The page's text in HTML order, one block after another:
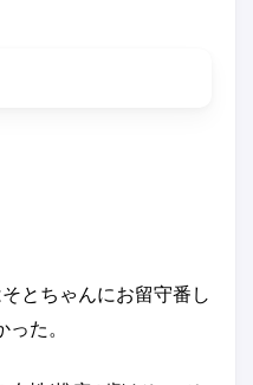
とちゃんにお留守番し
た。